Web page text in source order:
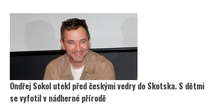
Ondřej Sokol utekl před českými vedry do Skotska. S dětmi
se vyfotil v nádherné přírodě